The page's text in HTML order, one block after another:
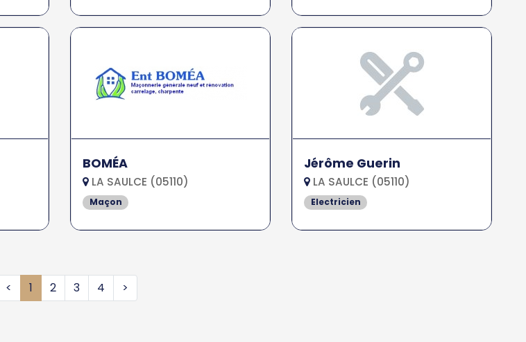
BOMÉA
LA SAULCE (05110)
Maçon
Jérôme Guerin
LA SAULCE (05110)
Electricien
< 1 2 3 4 >